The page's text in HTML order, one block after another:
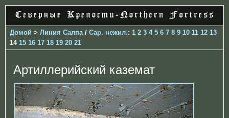
Домой > Линия Салпа / Сар. нежил.: 1 2 3 4 5 6 7 8 9 10 11 12 13
14 15 16 17 18 19 20 21
Артиллерийский каземат